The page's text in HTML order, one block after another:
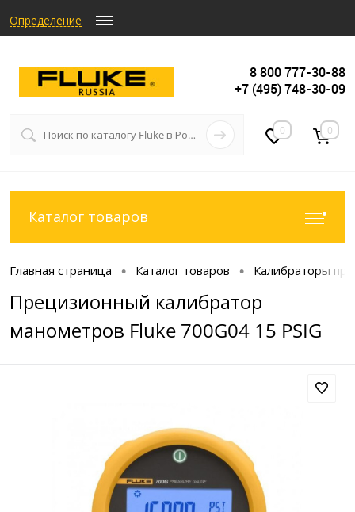
Определение
8 800 777-30-88
+7 (495) 748-30-09
0 0
Каталог товаров
Главная страница • Каталог товаров • Калибраторы
Прецизионный калибратор
манометров Fluke 700G04 15 PSIG